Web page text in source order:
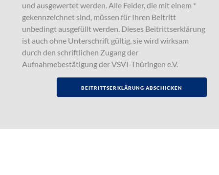
und ausgewertet werden. Alle Felder, die mit einem *
gekennzeichnet sind, müssen für Ihren Beitritt
unbedingt ausgefüllt werden. Dieses Beitrittserklärung
ist auch ohne Unterschrift gültig, sie wird wirksam
durch den schriftlichen Zugang der
Aufnahmebestätigung der VSVI-Thüringen e.V.